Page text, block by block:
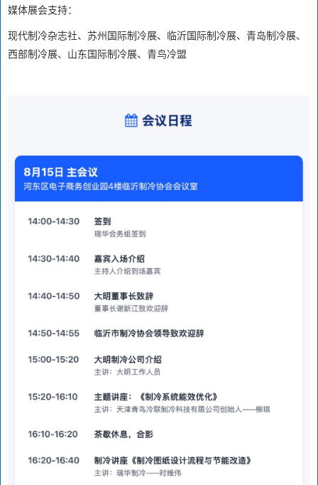
媒体展会支持：
现代制冷杂志社、苏州国际制冷展、临沂国际制冷展、青岛制冷展、
西部制冷展、山东国际制冷展、青鸟冷盟